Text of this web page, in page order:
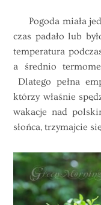
Pogoda miała
czas padało lub
temperatura
a średnio
Dlatego pełna
którzy właśnie
wakacje nad
słońca, trzymajcie